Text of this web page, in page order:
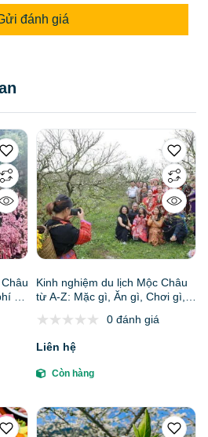
đánh giá
và
Kinh nghiệm du lịch Mộc Châu
từ A-Z: Mặc gì, Ăn gì, Chơi gì,
0 đánh giá
Liên hệ
Còn hàng